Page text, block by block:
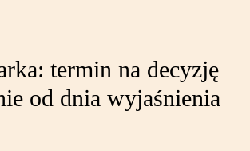
termin na decyzję
od dnia wyjaśnienia